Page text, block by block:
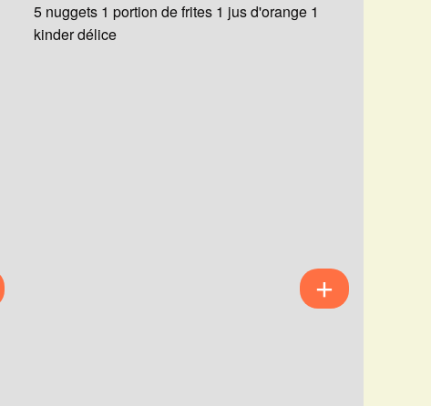
5 nuggets 1 portion de frites 1 jus d'orange 1
kinder délice